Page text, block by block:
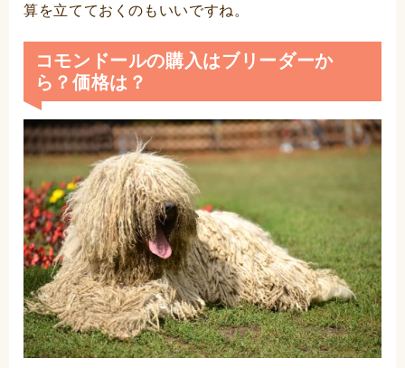
算を立てておくのもいいですね。
コモンドールの購入はブリーダーか
ら？価格は？